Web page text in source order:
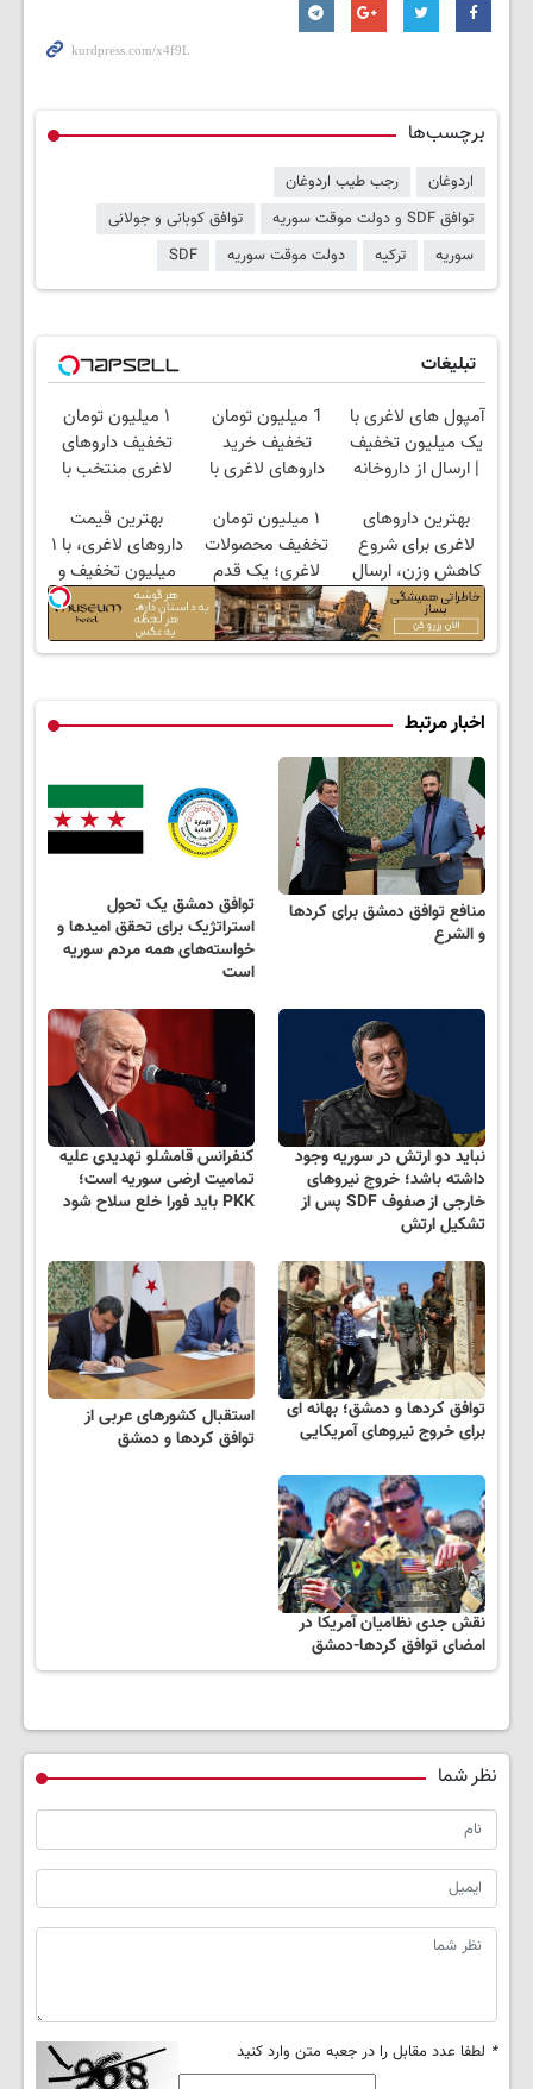
برچسب‌ها
اردوغان
رجب طیب اردوغان
توافق SDF و دولت موقت سوریه
توافق کوبانی و جولانی
سوریه
ترکیه دولت موقت سوریه SDF
تبلیغات
آمپول های لاغری با
یک میلیون تخفیف
| ارسال از داروخانه
1 میلیون تومان
تخفیف خرید
داروهای لاغری با
پک یخ!
۱ میلیون تومان
تخفیف داروهای
لاغری منتخب با
نزدیکت
بهترین داروهای
لاغری برای شروع
کاهش وزن، ارسال
از داروخانه های
نزدیکت!
۱ میلیون تومان
تخفیف محصولات
لاغری؛ یک قدم
نزدیک‌تر به شروع
کاهش وزن
بهترین قیمت
داروهای لاغری، با ۱
میلیون تخفیف و
ارسال از داروخانه‌
اخبار مرتبط
منافع توافق دمشق برای کردها
و الشرع
توافق دمشق یک تحول
استراتژیک برای تحقق امیدها و
خواسته‌های همه مردم سوریه
است
نباید دو ارتش در سوریه وجود
داشته باشد؛ خروج نیروهای
خارجی از صفوف SDF پس از
تشکیل ارتش
کنفرانس قامشلو تهدیدی علیه
تمامیت ارضی سوریه است؛
PKK باید فورا خلع سلاح شود
توافق کردها و دمشق؛ بهانه ای
برای خروج نیروهای آمریکایی
استقبال کشورهای عربی از
توافق کردها و دمشق
نقش جدی نظامیان آمریکا در
امضای توافق کردها-دمشق
نظر شما
* لطفا عدد مقابل را در جعبه متن وارد کنید